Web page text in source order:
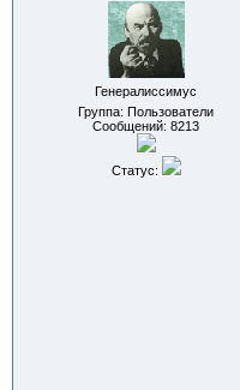
Генералиссимус
Группа: Пользователи
Сообщений: 8213
Статус: